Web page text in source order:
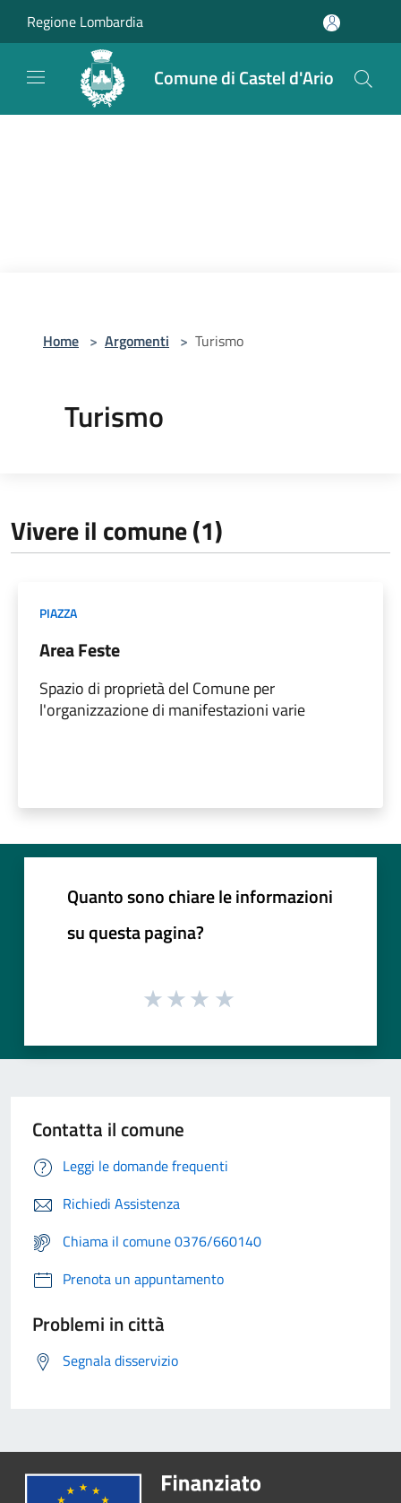
Regione Lombardia
Comune di Castel d'Ario
Home > Argomenti > Turismo
Turismo
Vivere il comune (1)
PIAZZA
Area Feste
Spazio di proprietà del Comune per
l'organizzazione di manifestazioni varie
Quanto sono chiare le informazioni
su questa pagina?
Contatta il comune
Leggi le domande frequenti
Richiedi Assistenza
Chiama il comune 0376/660140
Prenota un appuntamento
Problemi in città
Segnala disservizio